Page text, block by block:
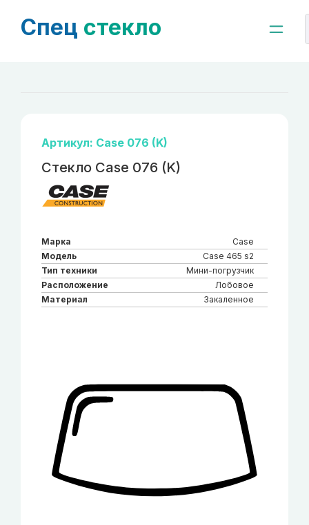
Спец стекло
Артикул: Case 076 (K)
Стекло Case 076 (K)
Марка
Case
Модель
Case 465 s2
Тип техники
Мини-погрузчик
Расположение
Лобовое
Материал
Закаленное